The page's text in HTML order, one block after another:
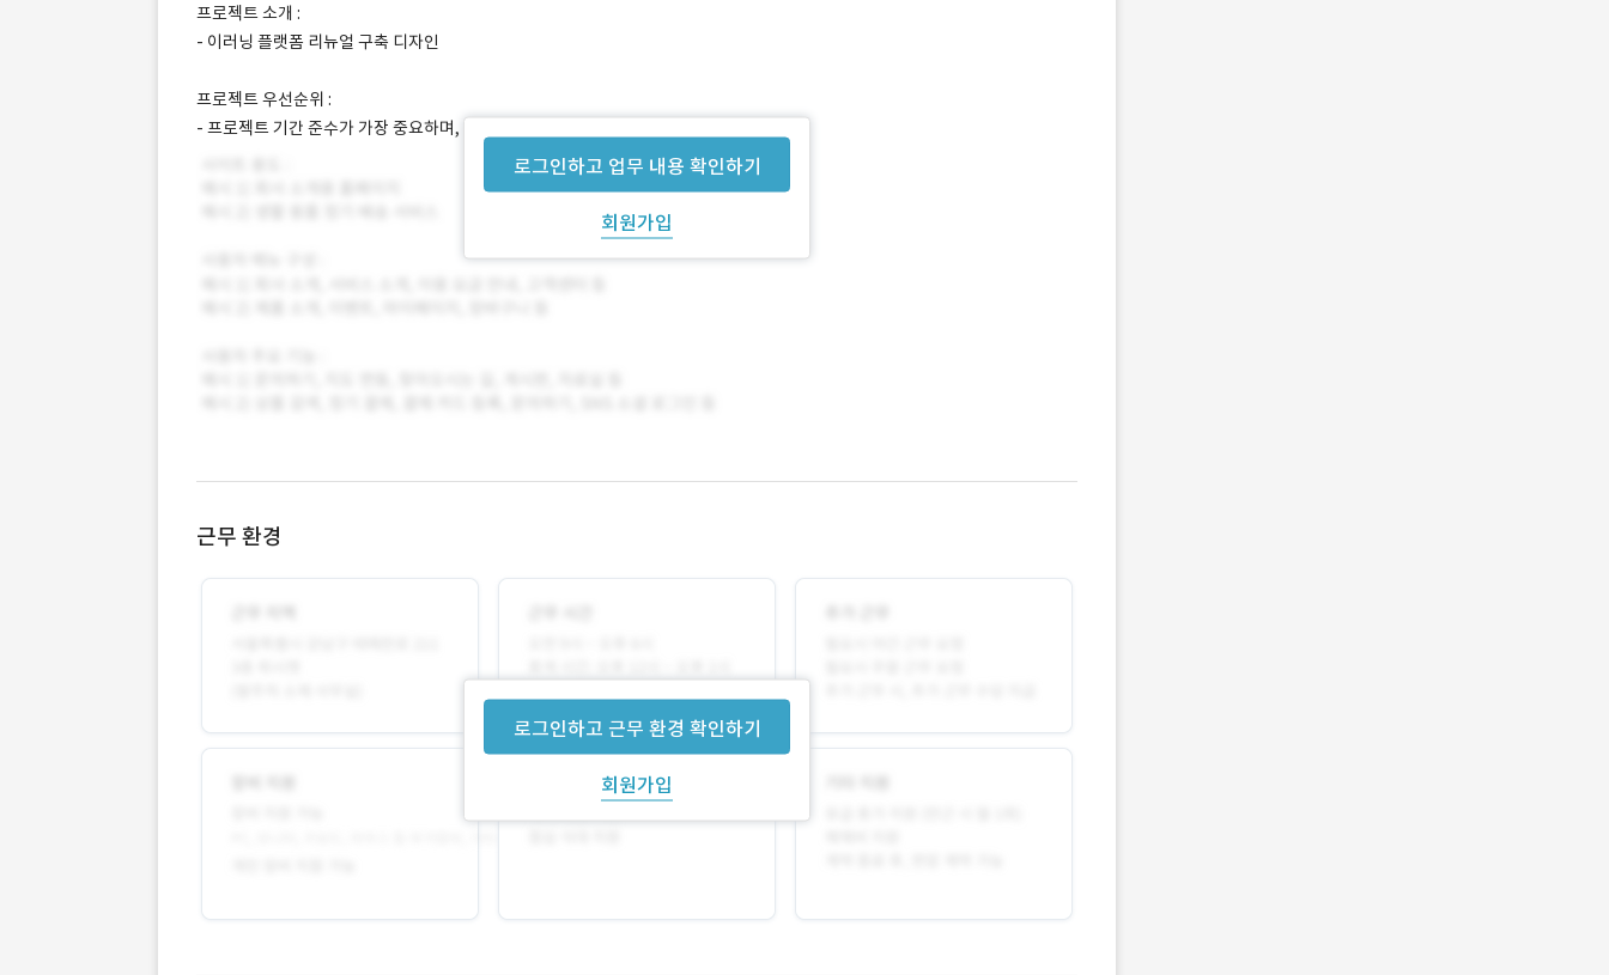
로그인하고 업무 내용 확인하기
회원가입
프로젝트 소개 :
- 이러닝 플랫폼 리뉴얼 구축 디자인
프로젝트 우선순위 :
- 프로젝트 기간 준수가 가장 중요하며, 가능하다면 기간이 단축되어야 합니다.
근무 환경
로그인하고 근무 환경 확인하기
회원가입